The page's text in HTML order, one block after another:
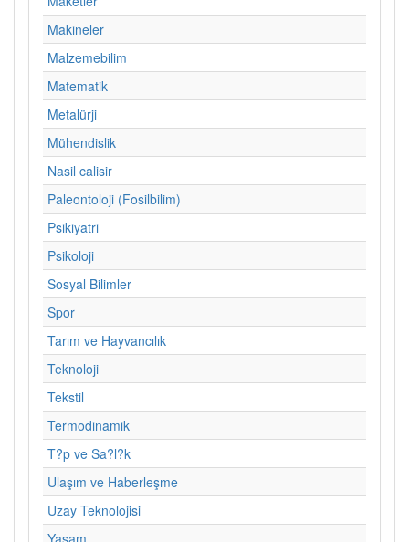
Makineler
Malzemebilim
Matematik
Metalürji
Mühendislik
Nasil calisir
Paleontoloji (Fosilbilim)
Psikiyatri
Psikoloji
Sosyal Bilimler
Spor
Tarım ve Hayvancılık
Teknoloji
Tekstil
Termodinamik
T?p ve Sa?l?k
Ulaşım ve Haberleşme
Uzay Teknolojisi
Yaşam